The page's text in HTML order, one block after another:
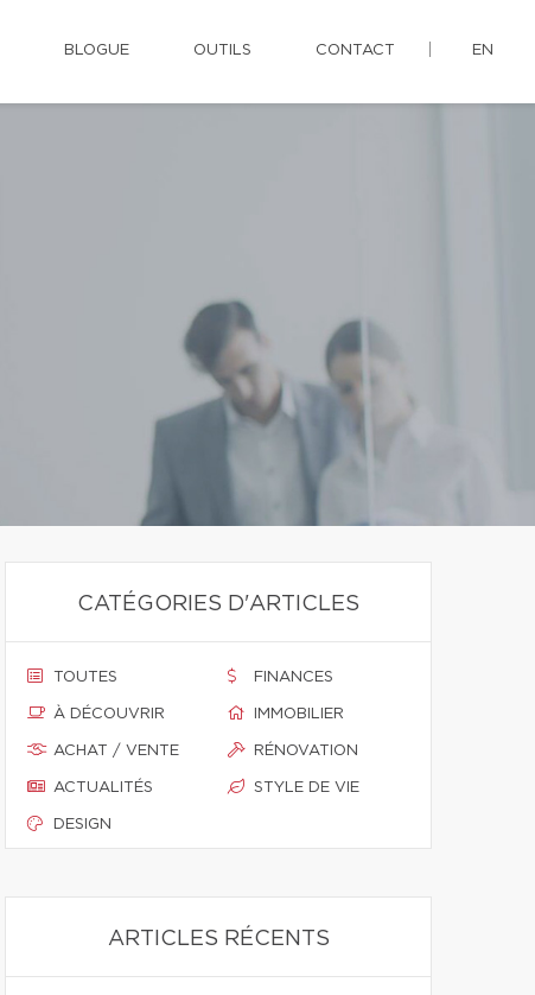
BLOGUE OUTILS CONTACT EN
CATÉGORIES D'ARTICLES
TOUTES
À DÉCOUVRIR
ACHAT / VENTE
ACTUALITÉS
DESIGN
FINANCES
IMMOBILIER
RÉNOVATION
STYLE DE VIE
ARTICLES RÉCENTS